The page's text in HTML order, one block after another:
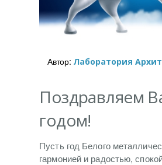
Автор: Лаборатория
Поздравляем
годом!
Пусть год Белого
гармонией и радостью,